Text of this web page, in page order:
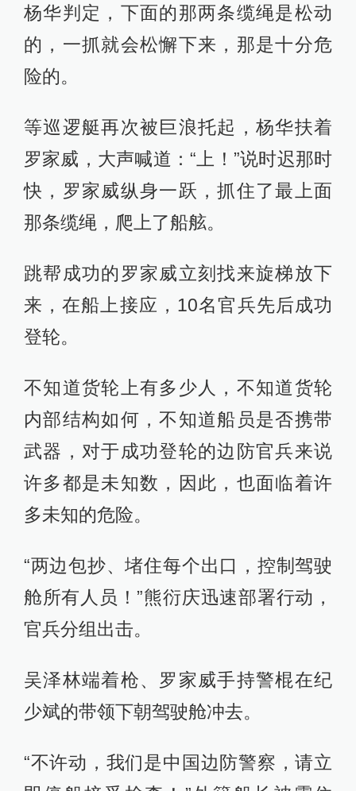
杨华判定，下面的那两条缆绳是松动
的，一抓就会松懈下来，那是十分危
险的。
等巡逻艇再次被巨浪托起，杨华扶着
罗家威，大声喊道：“上！”说时迟那时
快，罗家威纵身一跃，抓住了最上面
那条缆绳，爬上了船舷。
跳帮成功的罗家威立刻找来旋梯放下
来，在船上接应，10名官兵先后成功
登轮。
不知道货轮上有多少人，不知道货轮
内部结构如何，不知道船员是否携带
武器，对于成功登轮的边防官兵来说
许多都是未知数，因此，也面临着许
多未知的危险。
“两边包抄、堵住每个出口，控制驾驶
舱所有人员！”熊衍庆迅速部署行动，
官兵分组出击。
吴泽林端着枪、罗家威手持警棍在纪
少斌的带领下朝驾驶舱冲去。
“不许动，我们是中国边防警察，请立